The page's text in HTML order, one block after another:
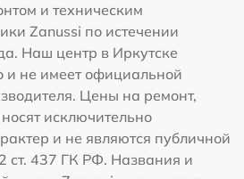
и техническим
Zanussi по истечении
Наш центр в Иркутске
и не имеет официальной
Цены на ремонт,
исключительно
и не являются публичной
ст. 437 ГК РФ. Названия и